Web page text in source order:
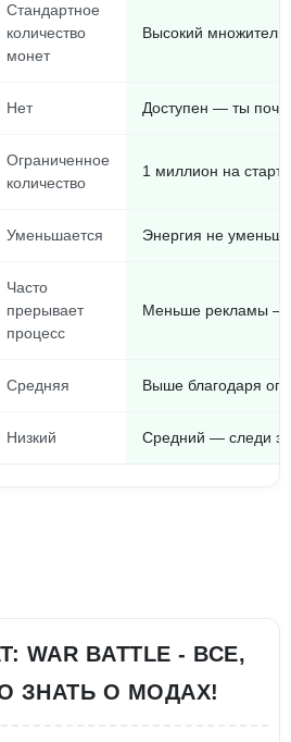
Стандартное
количество
монет
Высокий
Нет Доступен — ты
Ограниченное
количество
1 миллион на
Уменьшается Энергия не
Часто
прерывает
процесс
Меньше рекламы —
Средняя Выше благодаря
Низкий Средний — следи за
WAR BATTLE - ВСЕ,
ЗНАТЬ О МОДАХ!